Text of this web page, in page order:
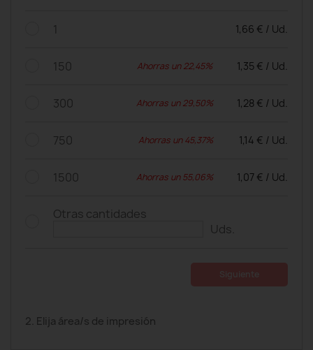
1 1,66 € / Ud.
150 Ahorras un 22,45% 1,35 € / Ud.
300 Ahorras un 29,50% 1,28 € / Ud.
750 Ahorras un 45,37% 1,14 € / Ud.
1500 Ahorras un 55,06% 1,07 € / Ud.
Otras cantidades
Uds.
2. Elija área/s de impresión